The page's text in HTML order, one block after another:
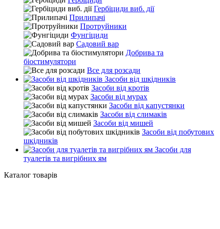
Гербіциди виб. дії
Прилипачі
Протруйники
Фунгіциди
Садовий вар
Добрива та
біостимулятори
Все для розсади
Засоби від шкідників
Засоби від кротів
Засоби від мурах
Засоби від капустянки
Засоби від слимаків
Засоби від мишей
Засоби від побутових
шкідників
Засоби для
туалетів та вигрібних ям
Каталог товарів